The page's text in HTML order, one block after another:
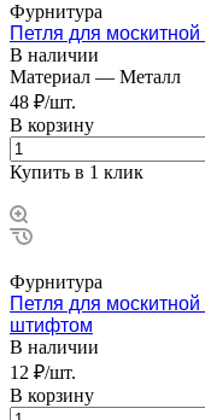
Фурнитура
Петля для москитной
В наличии
Материал — Металл
48 ₽/шт.
В корзину
Купить в 1 клик
Фурнитура
Петля для москитной
штифтом
В наличии
12 ₽/шт.
В корзину